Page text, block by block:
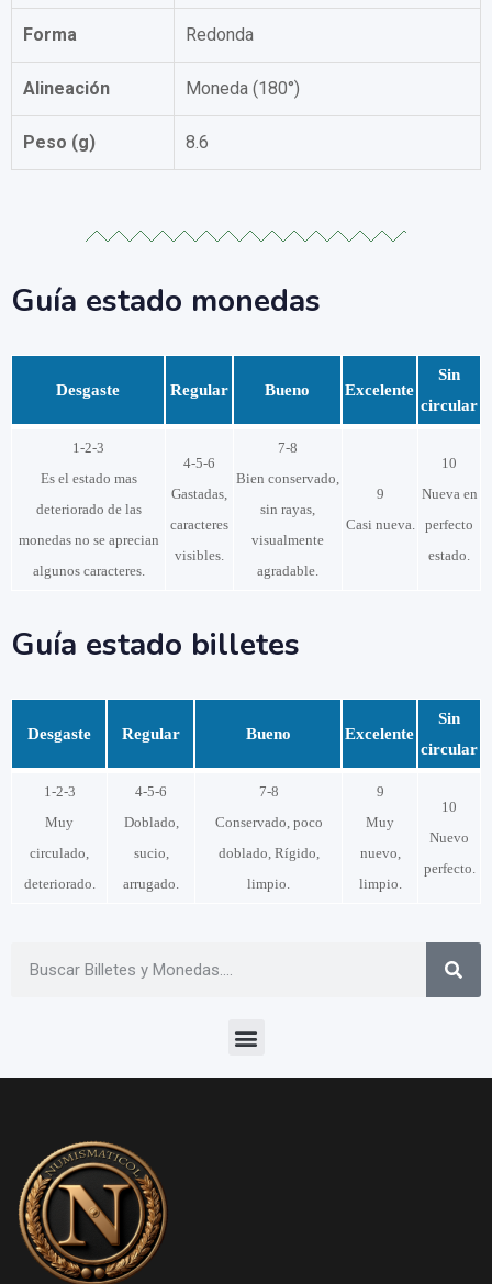
Forma Redonda
Alineación Moneda (180°)
Peso (g) 8.6
Guía estado monedas
Desgaste Regular Bueno Excelente
Sin
circular
1-2-3
Es el estado mas
deteriorado de las
monedas no se aprecian
algunos caracteres.
4-5-6
Gastadas,
caracteres
visibles.
7-8
Bien conservado,
sin rayas,
visualmente
agradable.
9
Casi nueva.
10
Nueva en
perfecto
estado.
Guía estado billetes
Desgaste Regular Bueno Excelente
Sin
circular
1-2-3
Muy
circulado,
deteriorado.
4-5-6
Doblado,
sucio,
arrugado.
7-8
Conservado, poco
doblado, Rígido,
limpio.
9
Muy
nuevo,
limpio.
10
Nuevo
perfecto.